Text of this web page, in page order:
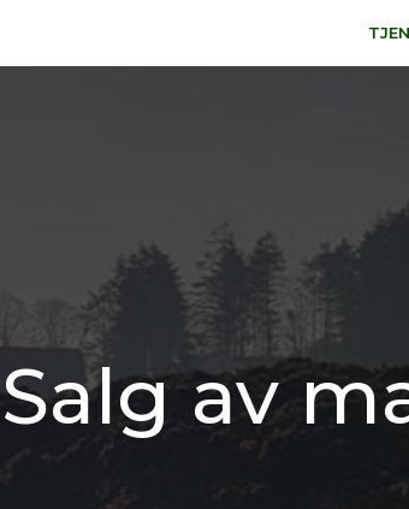
Salg av